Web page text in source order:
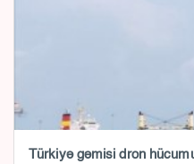
Türkiyə gəmisi dron